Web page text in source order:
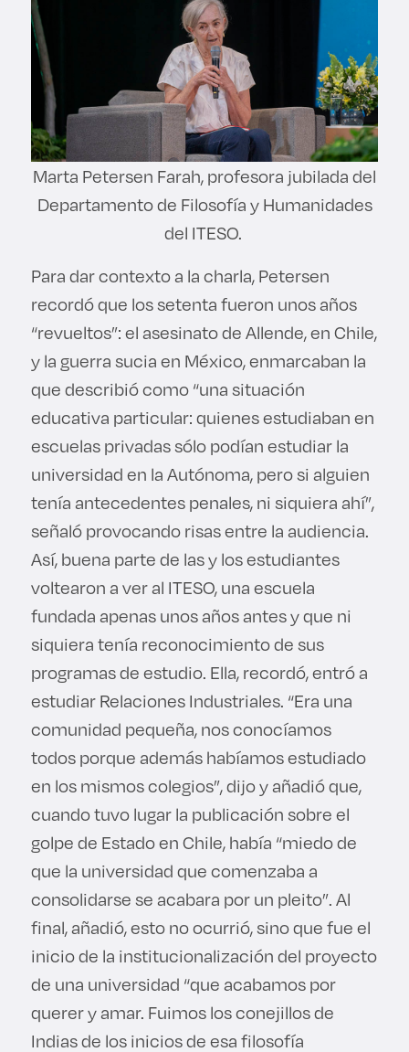
Marta Petersen Farah, profesora jubilada del
Departamento de Filosofía y Humanidades
del ITESO.
Para dar contexto a la charla, Petersen
recordó que los setenta fueron unos años
“revueltos”: el asesinato de Allende, en Chile,
y la guerra sucia en México, enmarcaban la
que describió como “una situación
educativa particular: quienes estudiaban en
escuelas privadas sólo podían estudiar la
universidad en la Autónoma, pero si alguien
tenía antecedentes penales, ni siquiera ahí”,
señaló provocando risas entre la audiencia.
Así, buena parte de las y los estudiantes
voltearon a ver al ITESO, una escuela
fundada apenas unos años antes y que ni
siquiera tenía reconocimiento de sus
programas de estudio. Ella, recordó, entró a
estudiar Relaciones Industriales. “Era una
comunidad pequeña, nos conocíamos
todos porque además habíamos estudiado
en los mismos colegios”, dijo y añadió que,
cuando tuvo lugar la publicación sobre el
golpe de Estado en Chile, había “miedo de
que la universidad que comenzaba a
consolidarse se acabara por un pleito”. Al
final, añadió, esto no ocurrió, sino que fue el
inicio de la institucionalización del proyecto
de una universidad “que acabamos por
querer y amar. Fuimos los conejillos de
Indias de los inicios de esa filosofía